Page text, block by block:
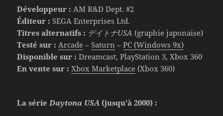
Développeur : AM R&D Dept. #2
Éditeur : SEGA Enterprises Ltd.
Titres alternatifs : デイトナUSA (graphie japonaise)
Testé sur : Arcade –Saturn –PC (Windows 9x)
Disponible sur : Dreamcast, PlayStation 3, Xbox 360
En vente sur : Xbox Marketplace (Xbox 360)
La série Daytona USA (jusqu’à 2000) :